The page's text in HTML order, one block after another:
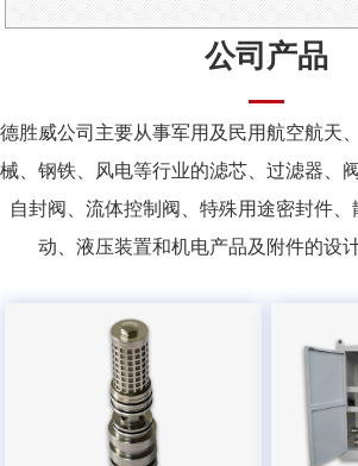
公司产品
德胜威公司主要从事军用及民用航空航天
械、钢铁、风电等行业的滤芯、过滤器、
自封阀、流体控制阀、特殊用途密封件
动、液压装置和机电产品及附件的设